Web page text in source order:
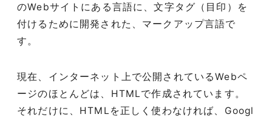
のWebサイトにある言語に、文字タグ（目印）を
付けるために開発された、マークアップ言語で
す。
現在、インターネット上で公開されているWebペ
ージのほとんどは、HTMLで作成されています。
それだけに、HTMLを正しく使わなければ、Googl